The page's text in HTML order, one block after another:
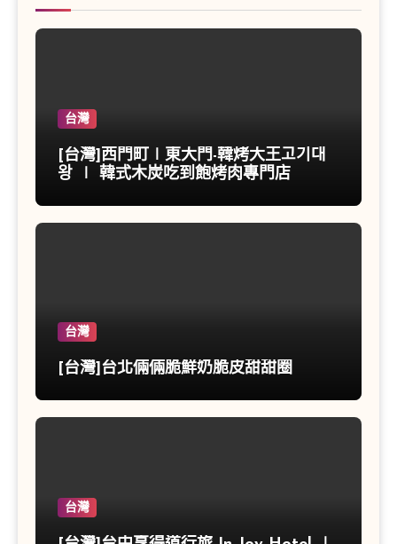
台灣
[台灣]西門町∣東大門-韓烤大王고기대
왕 ∣ 韓式木炭吃到飽烤肉專門店
台灣
[台灣]台北倆倆脆鮮奶脆皮甜甜圈
台灣